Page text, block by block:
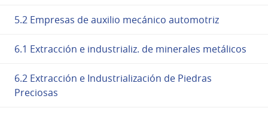
5.2 Empresas de auxilio mecánico automotriz
6.1 Extracción e industrializ. de minerales metálicos
6.2 Extracción e Industrialización de Piedras
Preciosas